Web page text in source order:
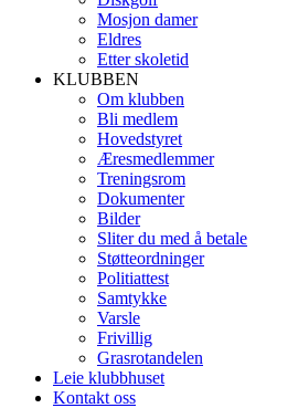
Mosjon damer
Eldres
Etter skoletid
KLUBBEN
Om klubben
Bli medlem
Hovedstyret
Æresmedlemmer
Treningsrom
Dokumenter
Bilder
Sliter du med å betale
Støtteordninger
Politiattest
Samtykke
Varsle
Frivillig
Grasrotandelen
Leie klubbhuset
Kontakt oss